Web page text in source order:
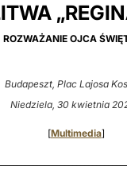
ROZWAŻANIE OJCA
Budapeszt, Plac Lajosa
Niedziela, 30 kwietnia
[Multimedia]